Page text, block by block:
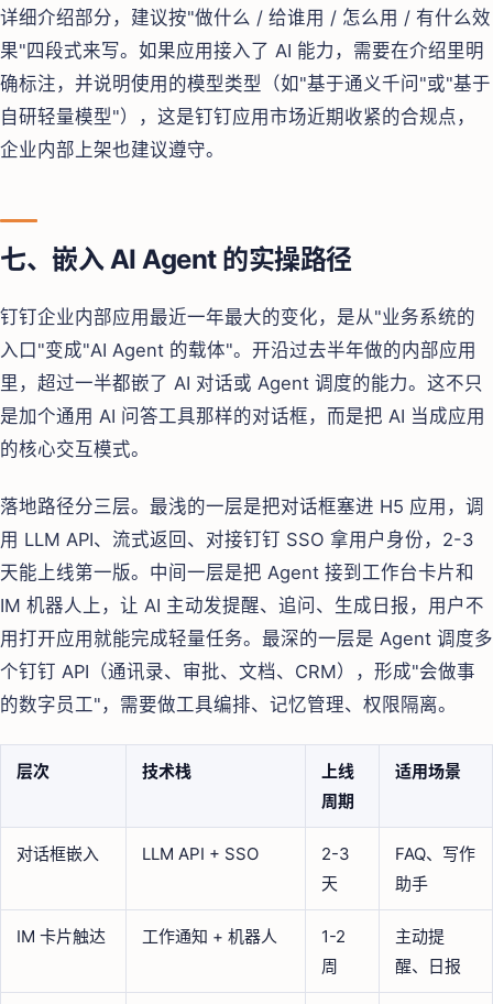
详细介绍部分，建议按"做什么 / 给谁用 / 怎么用 / 有什么效
果"四段式来写。如果应用接入了 AI 能力，需要在介绍里明
确标注，并说明使用的模型类型（如"基于通义千问"或"基于
自研轻量模型"），这是钉钉应用市场近期收紧的合规点，
企业内部上架也建议遵守。
七、嵌入 AI Agent 的实操路径
钉钉企业内部应用最近一年最大的变化，是从"业务系统的
入口"变成"AI Agent 的载体"。开沿过去半年做的内部应用
里，超过一半都嵌了 AI 对话或 Agent 调度的能力。这不只
是加个通用 AI 问答工具那样的对话框，而是把 AI 当成应用
的核心交互模式。
落地路径分三层。最浅的一层是把对话框塞进 H5 应用，调
用 LLM API、流式返回、对接钉钉 SSO 拿用户身份，2-3
天能上线第一版。中间一层是把 Agent 接到工作台卡片和
IM 机器人上，让 AI 主动发提醒、追问、生成日报，用户不
用打开应用就能完成轻量任务。最深的一层是 Agent 调度多
个钉钉 API（通讯录、审批、文档、CRM），形成"会做事
的数字员工"，需要做工具编排、记忆管理、权限隔离。
层次 技术栈
上线
周期
适用场景
对话框嵌入 LLM API + SSO
2-3
天
FAQ、写作
助手
IM 卡片触达 工作通知 + 机器人
1-2
周
主动提
醒、日报